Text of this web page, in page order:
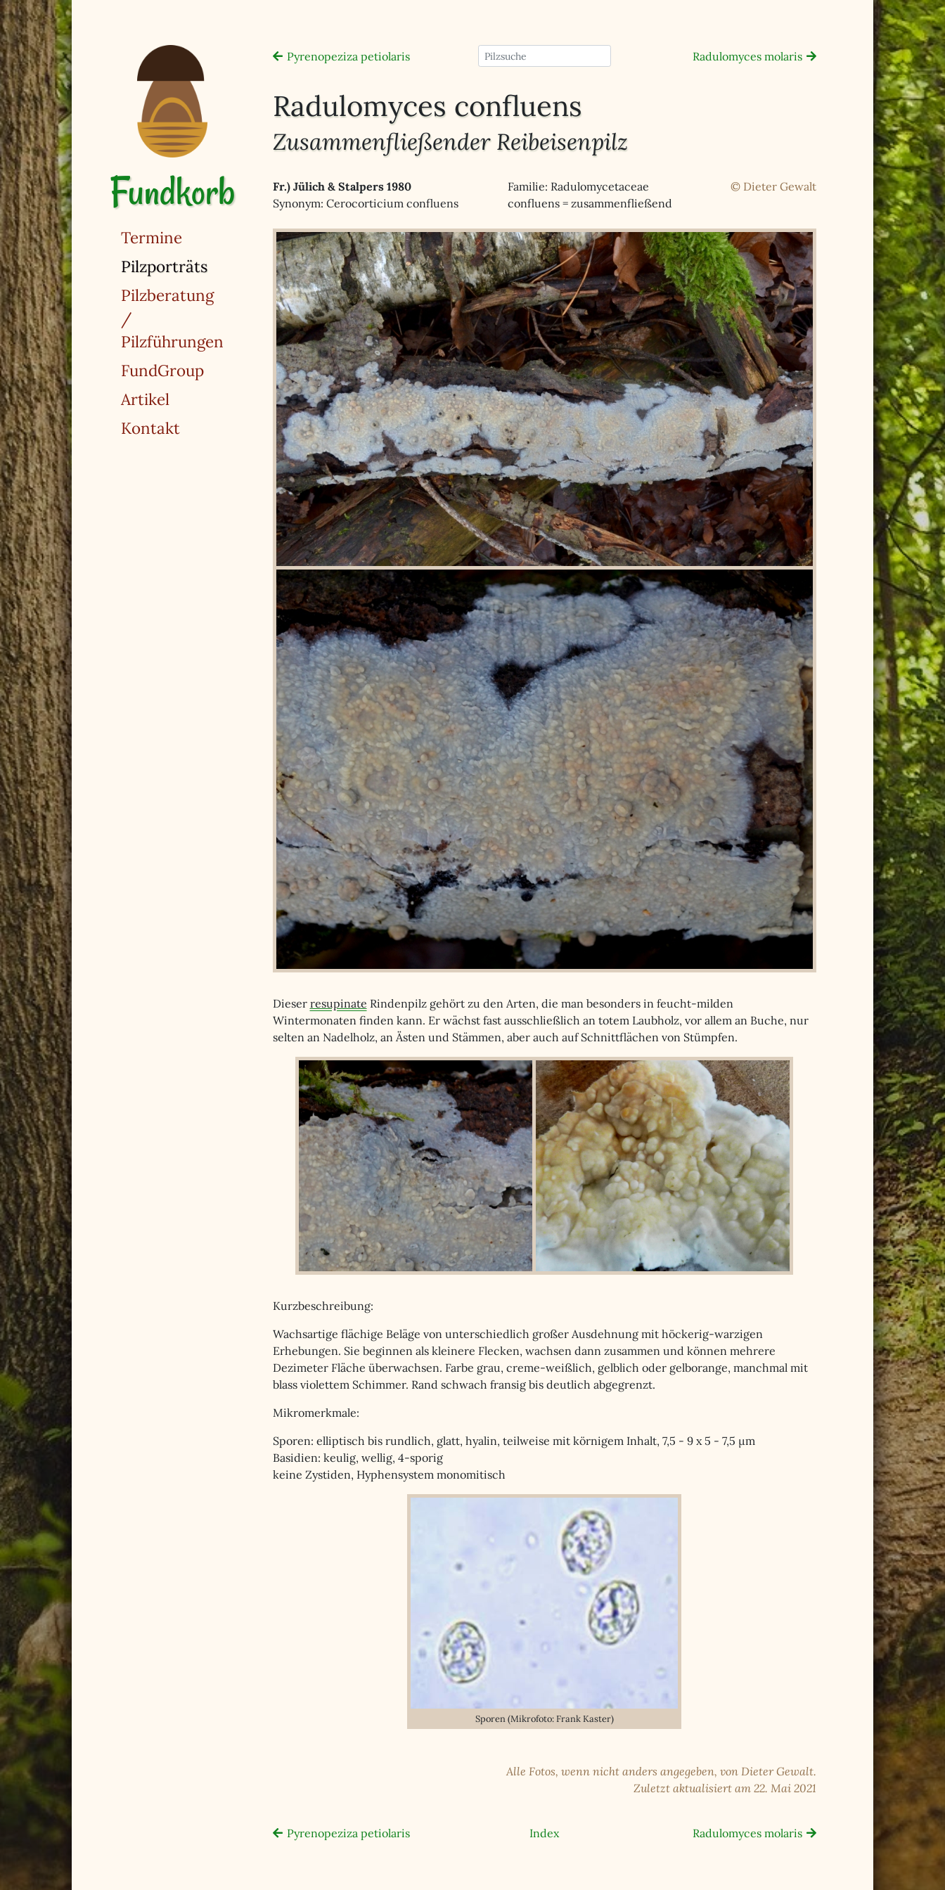
Fundkorb
Termine
Pilzporträts(ausgewählt)
Pilzberatung
/
Pilzführungen
FundGroup
Artikel
Kontakt
Pyrenopeziza petiolaris Radulomyces molaris
Radulomyces confluens
Zusammenfließender Reibeisenpilz
Fr.) Jülich & Stalpers 1980 Familie: Radulomycetaceae
© Dieter Gewalt
Synonym: Cerocorticium confluens
confluens = zusammenfließend
Dieser resupinate Rindenpilz gehört zu den Arten, die man besonders in feucht-milden
Wintermonaten finden kann. Er wächst fast ausschließlich an totem Laubholz, vor allem an Buche, nur
selten an Nadelholz, an Ästen und Stämmen, aber auch auf Schnittflächen von Stümpfen.
Kurzbeschreibung:
Wachsartige flächige Beläge von unterschiedlich großer Ausdehnung mit höckerig-warzigen
Erhebungen. Sie beginnen als kleinere Flecken, wachsen dann zusammen und können mehrere
Dezimeter Fläche überwachsen. Farbe grau, creme-weißlich, gelblich oder gelborange, manchmal mit
blass violettem Schimmer. Rand schwach fransig bis deutlich abgegrenzt.
Mikromerkmale:
Sporen: elliptisch bis rundlich, glatt, hyalin, teilweise mit körnigem Inhalt, 7,5 - 9 x 5 - 7,5 µm
Basidien: keulig, wellig, 4-sporig
keine Zystiden, Hyphensystem monomitisch
Sporen (Mikrofoto: Frank Kaster)
Alle Fotos, wenn nicht anders angegeben, von Dieter Gewalt.
Zuletzt aktualisiert am 22. Mai 2021
Pyrenopeziza petiolaris Index Radulomyces molaris